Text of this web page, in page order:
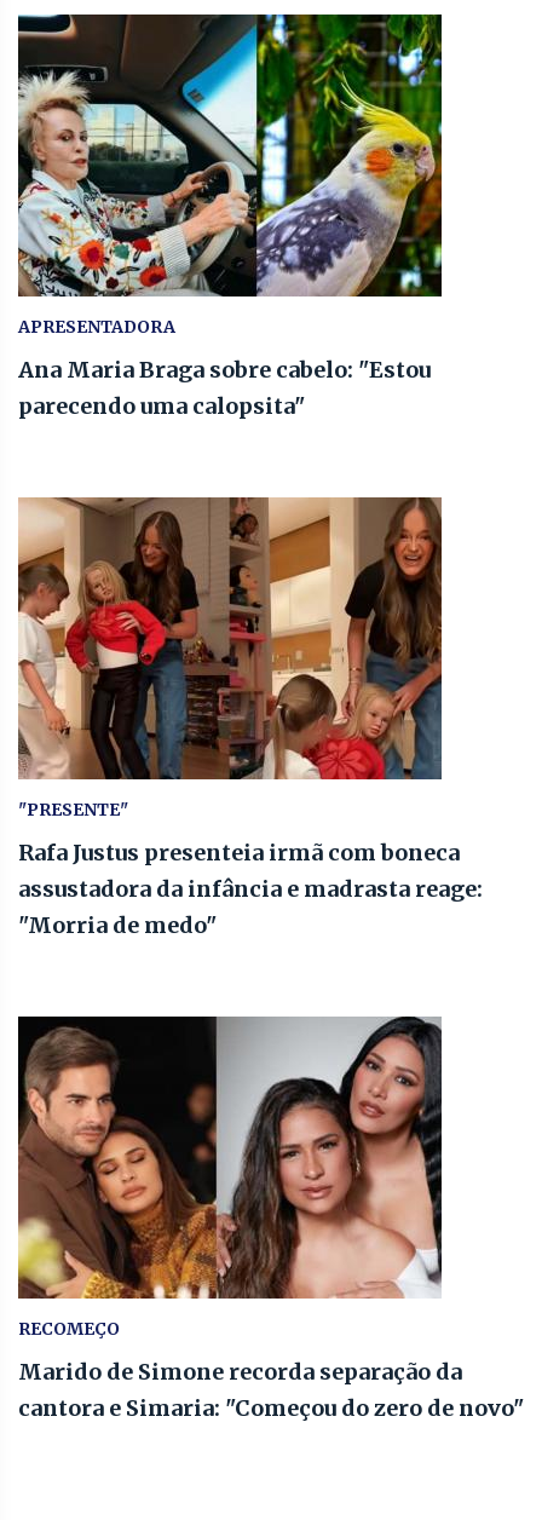
APRESENTADORA
Ana Maria Braga sobre cabelo: "Estou
parecendo uma calopsita"
"PRESENTE"
Rafa Justus presenteia irmã com boneca
assustadora da infância e madrasta reage:
"Morria de medo"
RECOMEÇO
Marido de Simone recorda separação da
cantora e Simaria: "Começou do zero de novo"